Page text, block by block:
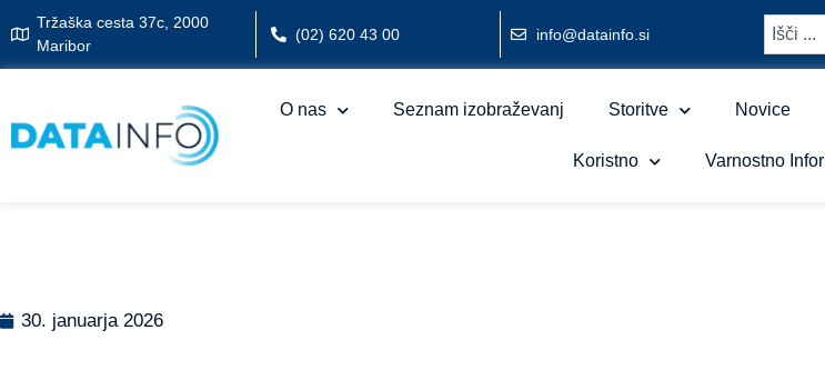
Tržaška cesta 37c, 2000
Maribor
(02) 620 43 00 info@datainfo.si
O nas Seznam izobraževanj Storitve Novice
Koristno Varnostno
30. januarja 2026